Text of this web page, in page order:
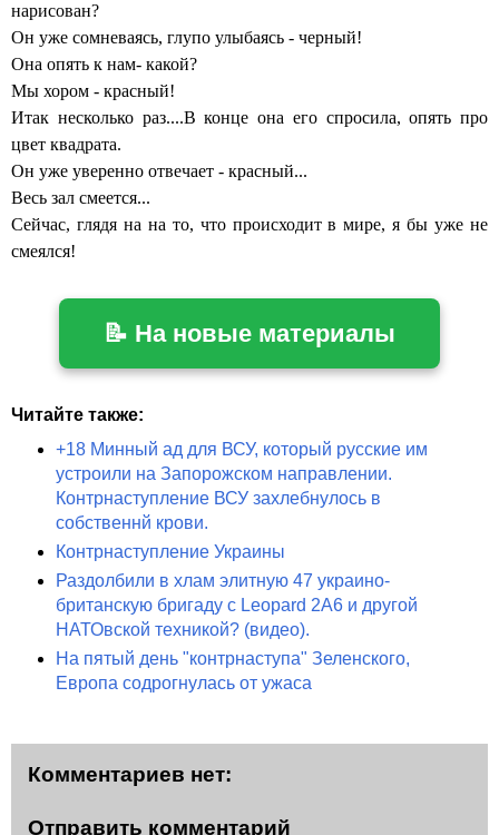
нарисован?
Он уже сомневаясь, глупо улыбаясь - черный!
Она опять к нам- какой?
Мы хором - красный!
Итак несколько раз....В конце она его спросила, опять про
цвет квадрата.
Он уже уверенно отвечает - красный...
Весь зал смеется...
Сейчас, глядя на на то, что происходит в мире, я бы уже не
смеялся!
📝 На новые материалы
Читайте также:
+18 Минный ад для ВСУ, который русские им
устроили на Запорожском направлении.
Контрнаступление ВСУ захлебнулось в
собственнй крови.
Контрнаступление Украины
Раздолбили в хлам элитную 47 украино-
британскую бригаду с Leopard 2A6 и другой
НАТОвской техникой? (видео).
На пятый день "контрнаступа" Зеленского,
Европа содрогнулась от ужаса
Комментариев нет:
Отправить комментарий